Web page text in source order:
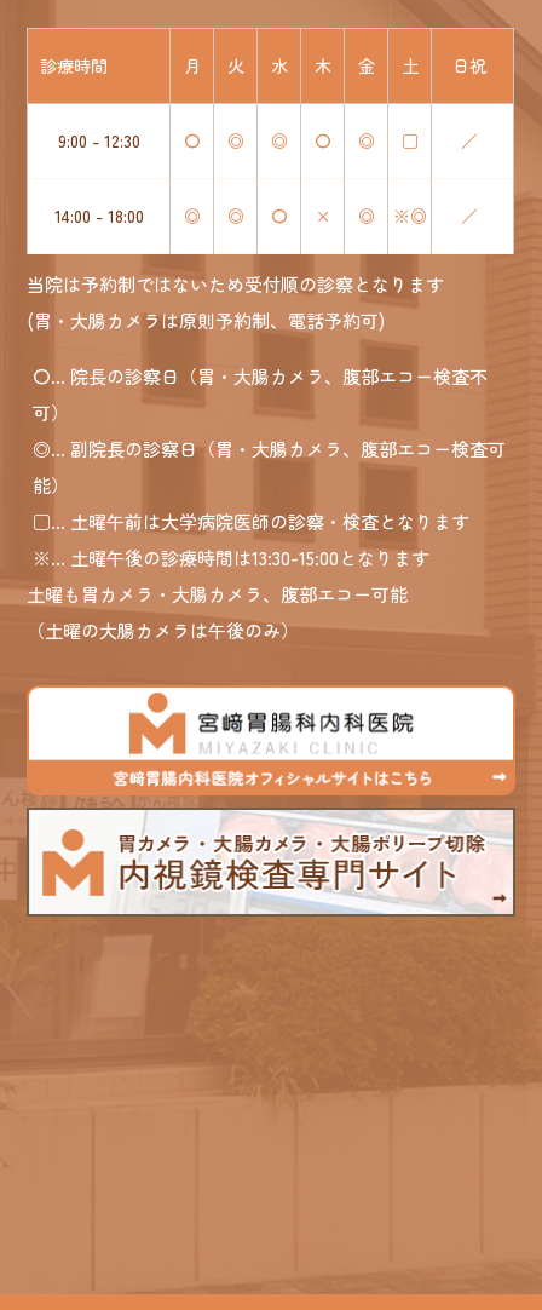
診療時間 月 火 水 木 金 土 日祝
9:00 - 12:30 〇 ◎ ◎ 〇 ◎ □ ／
14:00 - 18:00 ◎ ◎ 〇 × ◎ ※◎ ／
当院は予約制ではないため受付順の診察となります
(胃・大腸カメラは原則予約制、電話予約可)
〇... 院長の診察日（胃・大腸カメラ、腹部エコー検査不
可）
◎... 副院長の診察日（胃・大腸カメラ、腹部エコー検査可
能）
□... 土曜午前は大学病院医師の診察・検査となります
※... 土曜午後の診療時間は13:30-15:00となります
土曜も胃カメラ・大腸カメラ、腹部エコー可能
（土曜の大腸カメラは午後のみ）